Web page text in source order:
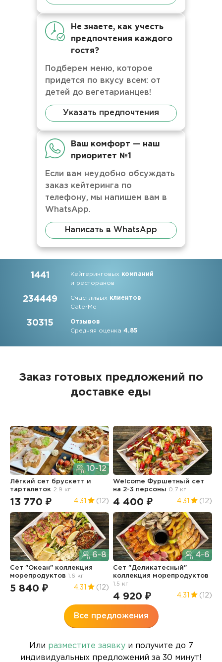
Не знаете, как учесть
предпочтения каждого
гостя?
Подберем меню, которое
придется по вкусу всем: от
детей до вегетарианцев!
Указать предпочтения
Ваш комфорт — наш
приоритет №1
Если вам неудобно обсуждать
заказ кейтеринга по
телефону, мы напишем вам в
WhatsApp.
Написать в WhatsApp
1441 Кейтеринговых компаний
и ресторанов
234449 Счастливых клиентов
CaterMe
30315
Отзывов
Средняя оценка4.85
Заказ готовых предложений по
доставке еды
10-12
Лёгкий сет брускетт и
тарталеток 2.9 кг
13 770 ₽ 4.31 (12)
Welcome Фуршетный сет
на 2-3 персоны 0.7 кг
4 400 ₽ 4.31 (12)
6-8
Сет "Океан" коллекция
морепродуктов1.6 кг
5 840 ₽ 4.31 (12)
4-6
Сет "Деликатесный"
коллекция морепродуктов
1.5 кг
4 920 ₽ 4.31 (12)
Все предложения
Или разместите заявкуи получите до 7
индивидуальных предложений за 30 минут!